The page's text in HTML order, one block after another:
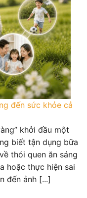
đến sức khỏe cả
khởi đầu một
biết tận dụng bữa
thói quen ăn sáng
hoặc thực hiện sai
đến ảnh [...]